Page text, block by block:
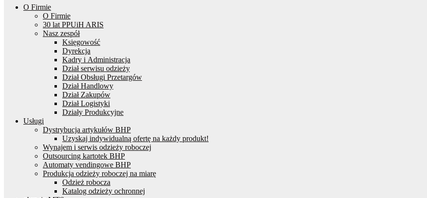
O Firmie
O Firmie
30 lat PPUiH ARIS
Nasz zespół
Księgowość
Dyrekcja
Kadry i Administracja
Dział serwisu odzieży
Dział Obsługi Przetargów
Dział Handlowy
Dział Zakupów
Dział Logistyki
Działy Produkcyjne
Usługi
Dystrybucja artykułów BHP
Uzyskaj indywidualną ofertę na każdy produkt!
Wynajem i serwis odzieży roboczej
Outsourcing kartotek BHP
Automaty vendingowe BHP
Produkcja odzieży roboczej na miarę
Odzież robocza
Katalog odzieży ochronnej